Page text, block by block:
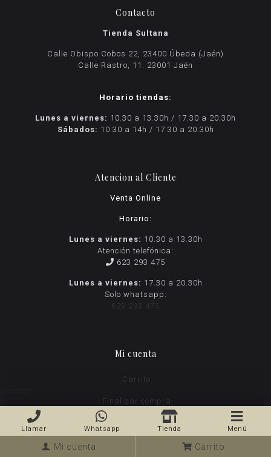
Contacto
Tienda Sultana
Calle Obispo Cobos 22, 23400 Úbeda (Jaén)
Calle Rastro, 11. 23001 Jaén
Horario tiendas:
Lunes a viernes: 10.30 a 13.30h / 17.30 a 20.30h
Sábados: 10.30 a 14h / 17.30 a 20.30h
Atencion al Cliente
Venta Online
Horario:
Lunes a viernes: 10.30 a 13.30h
Atención telefónica:
623 293 475
Lunes a viernes: 17.30 a 20.30h
Solo whatsapp:
623 293 475
Mi cuenta
Carrito
Finalizar compra
Llamar Whatsapp Tienda Menú
Mi cuenta Carrito